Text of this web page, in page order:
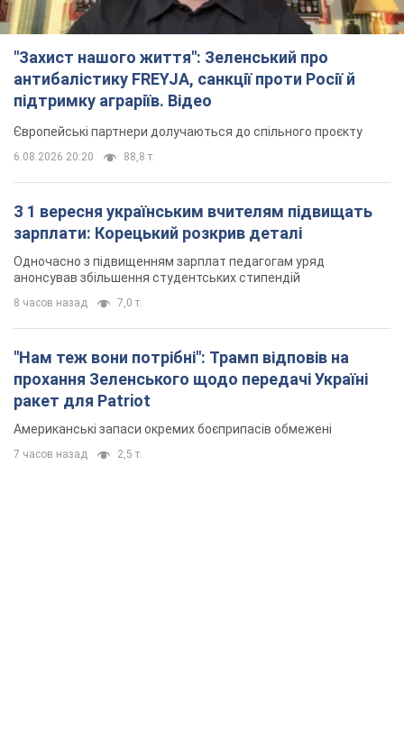
"Захист нашого життя": Зеленський про
антибалістику FREYJA, санкції проти Росії й
підтримку аграріїв. Відео
Європейські партнери долучаються до спільного проєкту
6.08.2026 20:20 88,8 т.
З 1 вересня українським вчителям підвищать
зарплати: Корецький розкрив деталі
Одночасно з підвищенням зарплат педагогам уряд
анонсував збільшення студентських стипендій
8 часов назад 7,0 т.
"Нам теж вони потрібні": Трамп відповів на
прохання Зеленського щодо передачі Україні
ракет для Patriot
Американські запаси окремих боєприпасів обмежені
7 часов назад 2,5 т.